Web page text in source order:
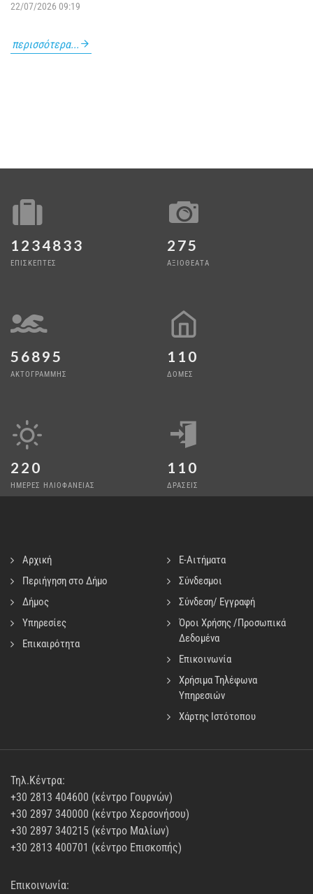
22/07/2026 09:19
περισσότερα...
1234833
ΕΠΙΣΚΕΠΤΕΣ
275
ΑΞΙΟΘΕΑΤΑ
56895
ΑΚΤΟΓΡΑΜΜΗΣ
110
ΔΟΜΕΣ
220
ΗΜΕΡΕΣ ΗΛΙΟΦΑΝΕΙΑΣ
110
ΔΡΑΣΕΙΣ
Αρχική
Περιήγηση στο Δήμο
Δήμος
Υπηρεσίες
Επικαιρότητα
E-Αιτήματα
Σύνδεσμοι
Σύνδεση/ Εγγραφή
Όροι Χρήσης /Προσωπικά
Δεδομένα
Επικοινωνία
Χρήσιμα Τηλέφωνα
Υπηρεσιών
Χάρτης Ιστότοπου
Τηλ.Κέντρα:
+30 2813 404600 (κέντρο Γουρνών)
+30 2897 340000 (κέντρο Χερσονήσου)
+30 2897 340215 (κέντρο Μαλίων)
+30 2813 400701 (κέντρο Επισκοπής)
Επικοινωνία: